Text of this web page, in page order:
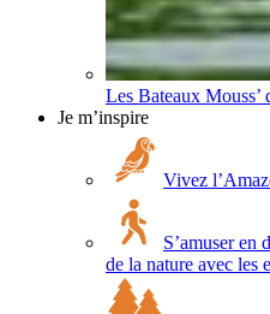
Les Bateaux Mouss’
Je m’inspire
Vivez
S’amuser
de la nature avec les